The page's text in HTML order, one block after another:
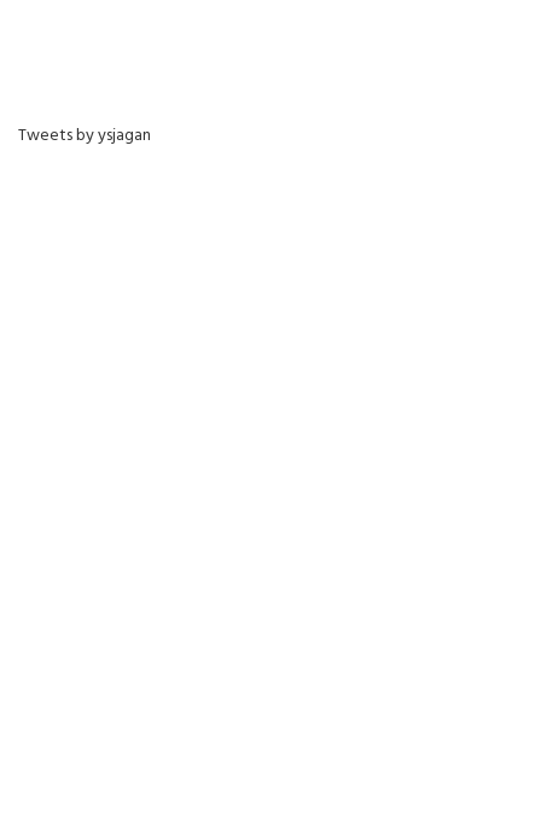
Tweets by ysjagan